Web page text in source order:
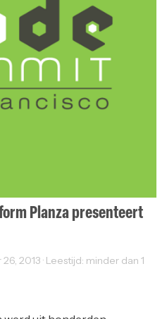
Planza presenteert
2013 · Leestijd: minder dan 1